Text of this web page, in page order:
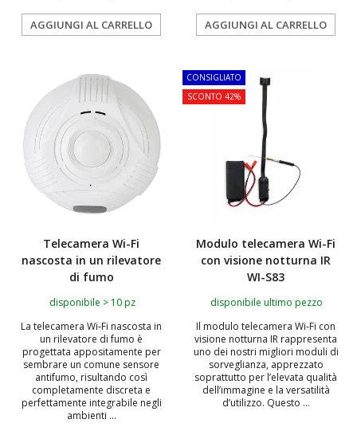
AGGIUNGI AL CARRELLO AGGIUNGI AL CARRELLO
Telecamera Wi-Fi
nascosta in un rilevatore
di fumo
disponibile > 10 pz
La telecamera Wi‑Fi nascosta in
un rilevatore di fumo è
progettata appositamente per
sembrare un comune sensore
antifumo, risultando così
completamente discreta e
perfettamente integrabile negli
ambienti ...
CONSIGLIATO
SCONTO 42%
Modulo telecamera Wi-Fi
con visione notturna IR
WI-S83
disponibile ultimo pezzo
Il modulo telecamera Wi-Fi con
visione notturna IR rappresenta
uno dei nostri migliori moduli di
sorveglianza, apprezzato
soprattutto per l’elevata qualità
dell’immagine e la versatilità
d’utilizzo. Questo ...